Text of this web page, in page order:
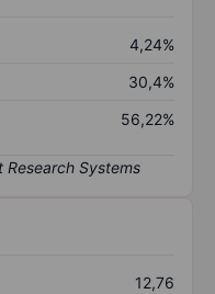
4,24%
30,4%
56,22%
12,76